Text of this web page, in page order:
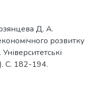
Д. А.
розвитку
С. 182-194.